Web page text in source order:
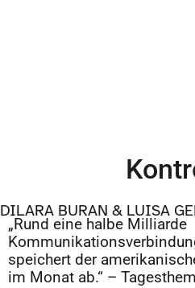
DILARA BURAN & LUISA
„Rund eine halbe Milliarde
speichert der
im Monat ab.“ –